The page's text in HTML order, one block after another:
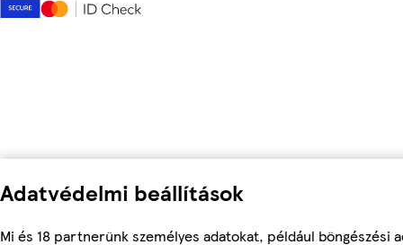
Adatvédelmi beállítások
Mi és 18 partnerünk személyes adatokat, például böngészési